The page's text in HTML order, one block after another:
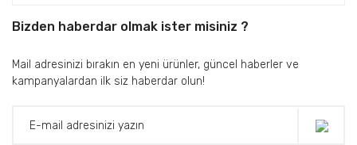
Bizden haberdar olmak ister misiniz ?
Mail adresinizi bırakın en yeni ürünler, güncel haberler ve
kampanyalardan ilk siz haberdar olun!